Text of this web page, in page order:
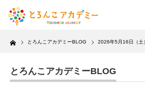
Home とろんこアカデミーBLOG 2026年5月16日（
とろんこアカデミーBLOG